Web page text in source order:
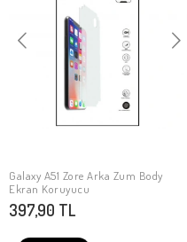
SEPETE EKLE
Galaxy A51 Zore Arka Zum Body
Ekran Koruyucu
397,90 TL